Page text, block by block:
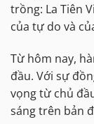
trồng: La Tiên
của tự do và
Từ hôm nay,
đầu. Với sự
vọng từ chủ
sáng trên bản